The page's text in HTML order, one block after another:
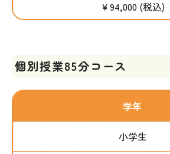
￥94,000 (税込)
個別授業85分コース
学年
小学生